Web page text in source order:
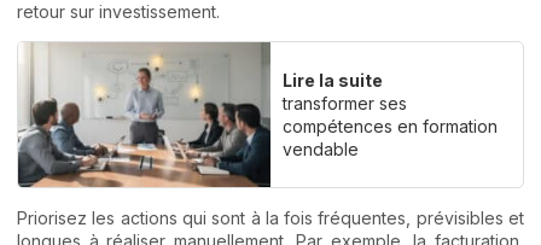
retour sur investissement.
Lire la suite
transformer ses
compétences en formation
vendable
Priorisez les actions qui sont à la fois fréquentes, prévisibles et
longues à réaliser manuellement. Par exemple, la facturation,